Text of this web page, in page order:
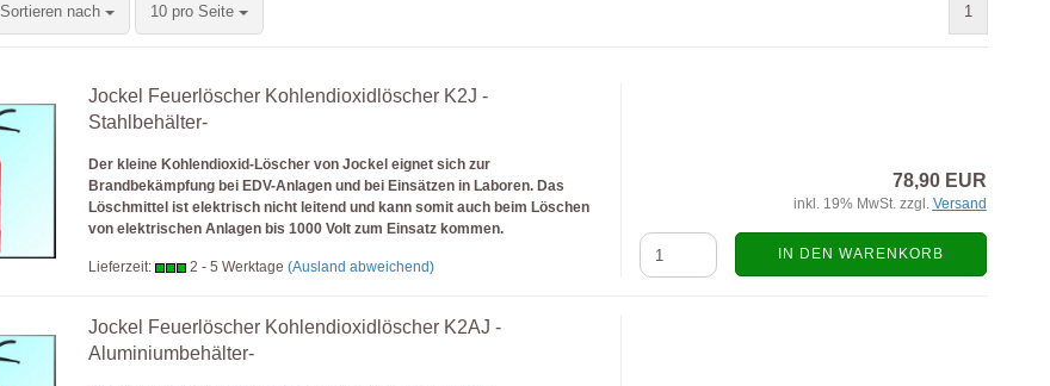
Sortieren nach
Sortieren nach 10 pro Seite
pro Seite 1
Jockel Feuerlöscher Kohlendioxidlöscher K2J -
Stahlbehälter-
Der kleine Kohlendioxid-Löscher von Jockel eignet sich zur
Brandbekämpfung bei EDV-Anlagen und bei Einsätzen in Laboren. Das
Löschmittel ist elektrisch nicht leitend und kann somit auch beim Löschen
von elektrischen Anlagen bis 1000 Volt zum Einsatz kommen.
Lieferzeit: 2 - 5 Werktage (Ausland abweichend)
78,90 EUR
inkl. 19% MwSt. zzgl. Versand
IN DEN WARENKORB
Jockel Feuerlöscher Kohlendioxidlöscher K2AJ -
Aluminiumbehälter-